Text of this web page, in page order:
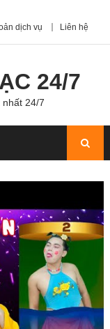
dịch vụ Liên hệ
24/7
24/7